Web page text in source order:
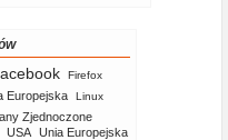
Firefox
Europejska Linux
Zjednoczone
USA Unia Europejska